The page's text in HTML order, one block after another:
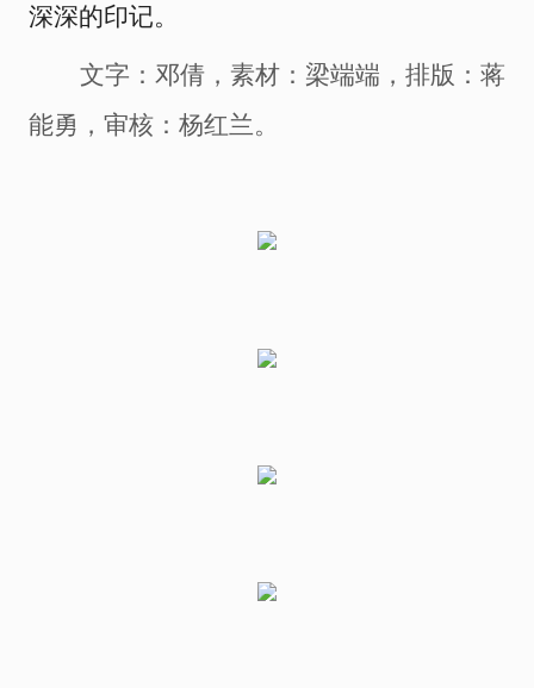
深深的印记。
文字 ：邓倩， 素材：梁端端 ，排版：蒋
能勇， 审核：杨红兰。